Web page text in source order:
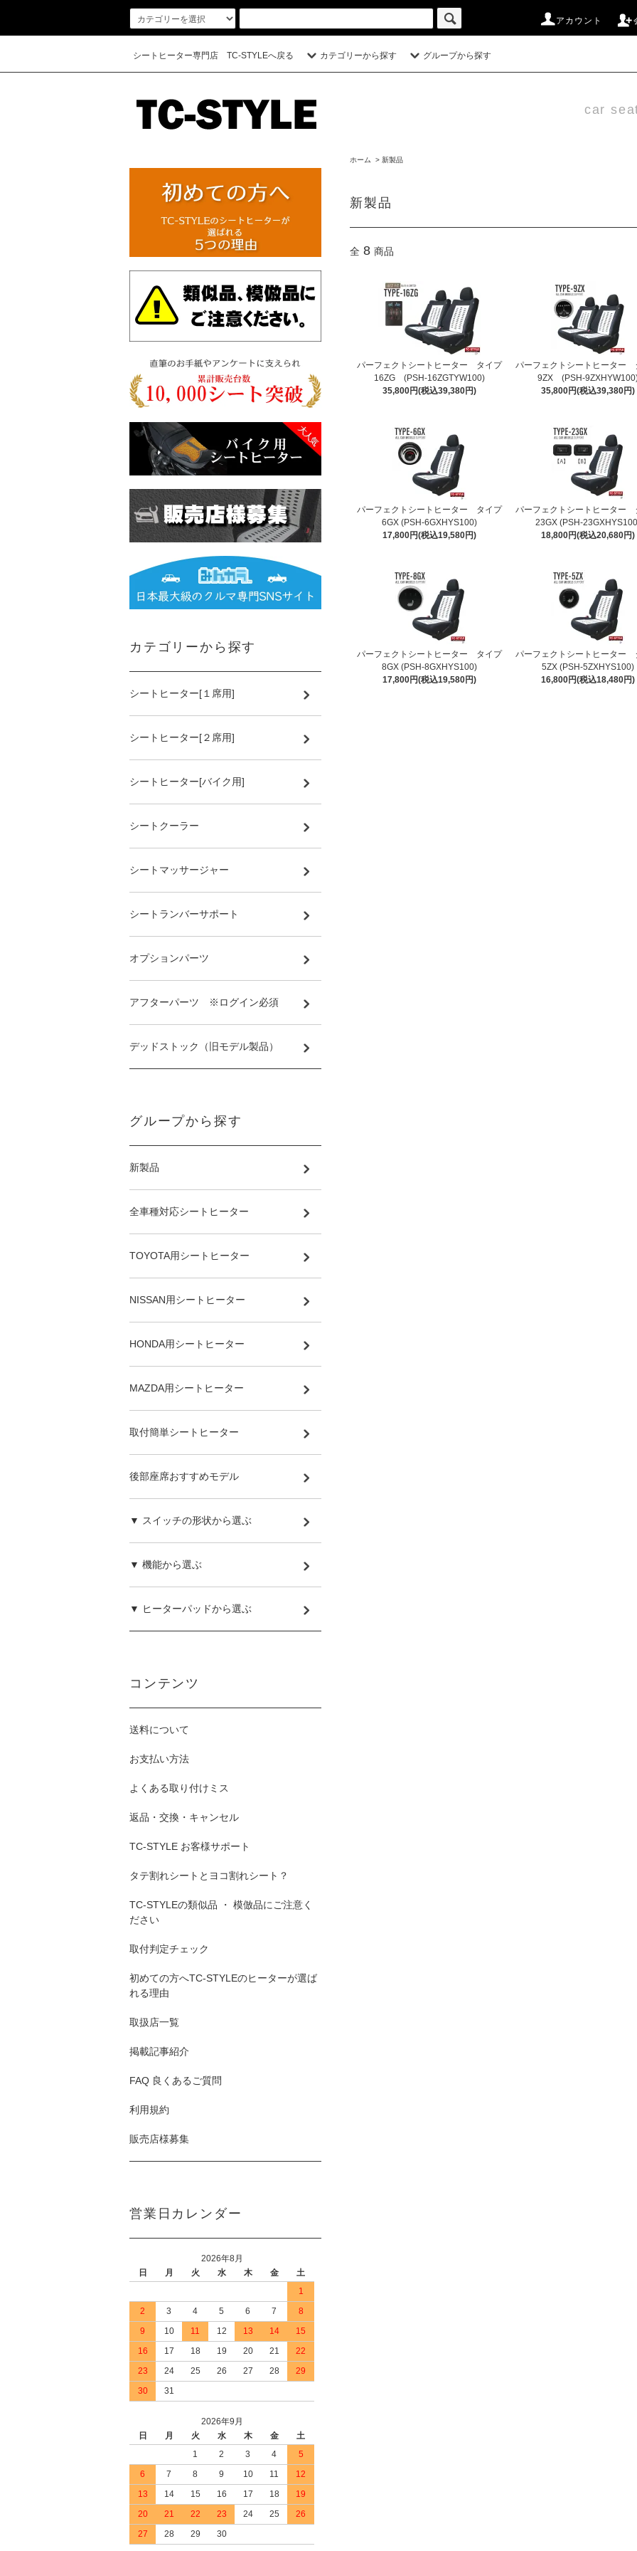
アカウント
シートヒーター専門店 TC-STYLEへ戻る カテゴリーから探す グループから探す
car
ホーム > 新製品
新製品
全 8 商品
パーフェクトシートヒーター タイプ
16ZG (PSH-16ZGTYW100)
35,800円(税込39,380円)
パーフェクトシートヒーター
9ZX (PSH-
35,800円(税込39,380円)
パーフェクトシートヒーター タイプ
6GX (PSH-6GXHYS100)
17,800円(税込19,580円)
パーフェクトシートヒーター
23GX (PSH-
18,800円(税込20,680円)
パーフェクトシートヒーター タイプ
8GX (PSH-8GXHYS100)
17,800円(税込19,580円)
パーフェクトシートヒーター
5ZX (PSH-5ZXHYS100)
16,800円(税込18,480円)
カテゴリーから探す
シートヒーター[１席用]
シートヒーター[２席用]
シートヒーター[バイク用]
シートクーラー
シートマッサージャー
シートランバーサポート
オプションパーツ
アフターパーツ ※ログイン必須
デッドストック（旧モデル製品）
グループから探す
新製品
全車種対応シートヒーター
TOYOTA用シートヒーター
NISSAN用シートヒーター
HONDA用シートヒーター
MAZDA用シートヒーター
取付簡単シートヒーター
後部座席おすすめモデル
▼ スイッチの形状から選ぶ
▼ 機能から選ぶ
▼ ヒーターパッドから選ぶ
コンテンツ
送料について
お支払い方法
よくある取り付けミス
返品・交換・キャンセル
TC-STYLE お客様サポート
タテ割れシートとヨコ割れシート？
TC-STYLEの類似品 ・ 模倣品にご注意く
ださい
取付判定チェック
初めての方へTC-STYLEのヒーターが選ば
れる理由
取扱店一覧
掲載記事紹介
FAQ 良くあるご質問
利用規約
販売店様募集
営業日カレンダー
2026年8月
日
月 火 水 木 金
土
1
2
3 4 5 6 7
8
9
10 11 12 13 14
15
16
17 18 19 20 21
22
23
24 25 26 27 28
29
30
31
2026年9月
日
月 火 水 木 金
土
1
2 3 4
5
6
7 8 9 10 11
12
13
14 15 16 17 18
19
20
21 22 23 24 25
26
27
28 29 30